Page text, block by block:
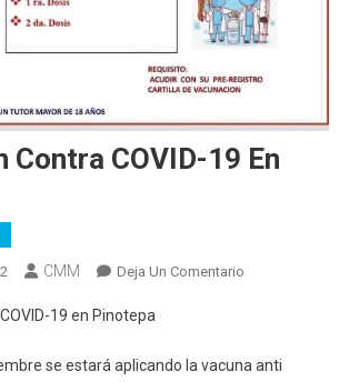
Contra COVID-19 En
CMM Deja Un ComentarioEn
19
19 en Pinotepa
se estará aplicando la vacuna anti